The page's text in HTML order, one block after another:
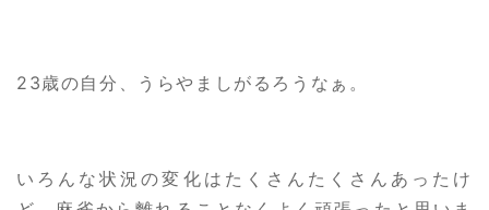
23歳の自分、うらやましがるろうなぁ。
いろんな状況の変化はたくさんたくさんあったけ